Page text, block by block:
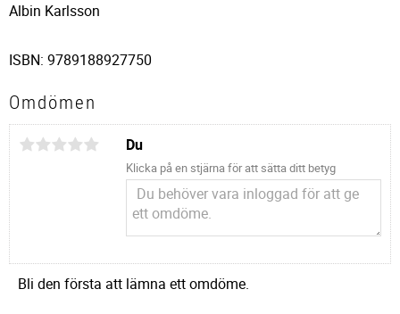
Albin Karlsson
ISBN: 9789188927750
Omdömen
Du
Klicka på en stjärna för att sätta ditt betyg
Bli den första att lämna ett omdöme.